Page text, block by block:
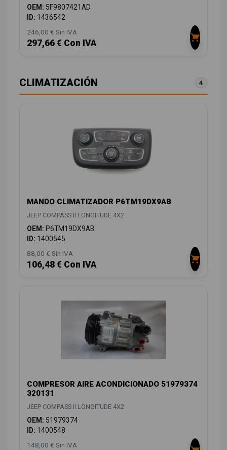
OEM: 5F9807421AD
ID: 1436542
246,00 € Sin IVA
297,66 € Con IVA
CLIMATIZACIÓN 4
MANDO CLIMATIZADOR P6TM19DX9AB
JEEP COMPASS II LONGITUDE 4X2
OEM: P6TM19DX9AB
ID: 1400545
88,00 € Sin IVA
106,48 € Con IVA
COMPRESOR AIRE ACONDICIONADO 51979374
320131
JEEP COMPASS II LONGITUDE 4X2
OEM: 51979374
ID: 1400548
148,00 € Sin IVA